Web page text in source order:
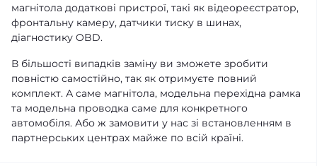
магнітола додаткові пристрої, такі як відеореєстратор,
фронтальну камеру, датчики тиску в шинах,
діагностику OBD.
В більшості випадків заміну ви зможете зробити
повністю самостійно, так як отримуєте повний
комплект. А саме магнітола, модельна перехідна рамка
та модельна проводка саме для конкретного
автомобіля. Або ж замовити у нас зі встановленням в
партнерських центрах майже по всій країні.